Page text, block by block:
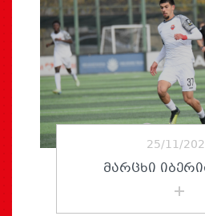
25/11/
ᲛᲐᲠᲪᲮᲘ